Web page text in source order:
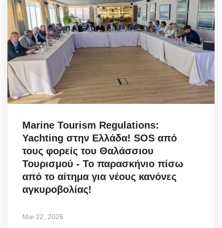
Sustainability
In Pictures
Science & Tech
Aegean Islands
Σεβασμιώτατος Δωρόθεος Β’
Cost Of Living Crisis
Opinion + Analysis
L’Art des Sens
Local Elections 2023
Marine Tourism Regulations:
Yachting στην Ελλάδα! SOS από
τους φορείς του Θαλάσσιου
Τουρισμού - Το παρασκήνιο πίσω
από το αίτημα για νέους κανόνες
αγκυροβολίας!
Μαι 22, 2026